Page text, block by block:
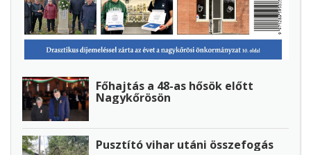
Főhajtás a 48-as hősök előtt
Nagykőrösön
Pusztító vihar utáni összefogás